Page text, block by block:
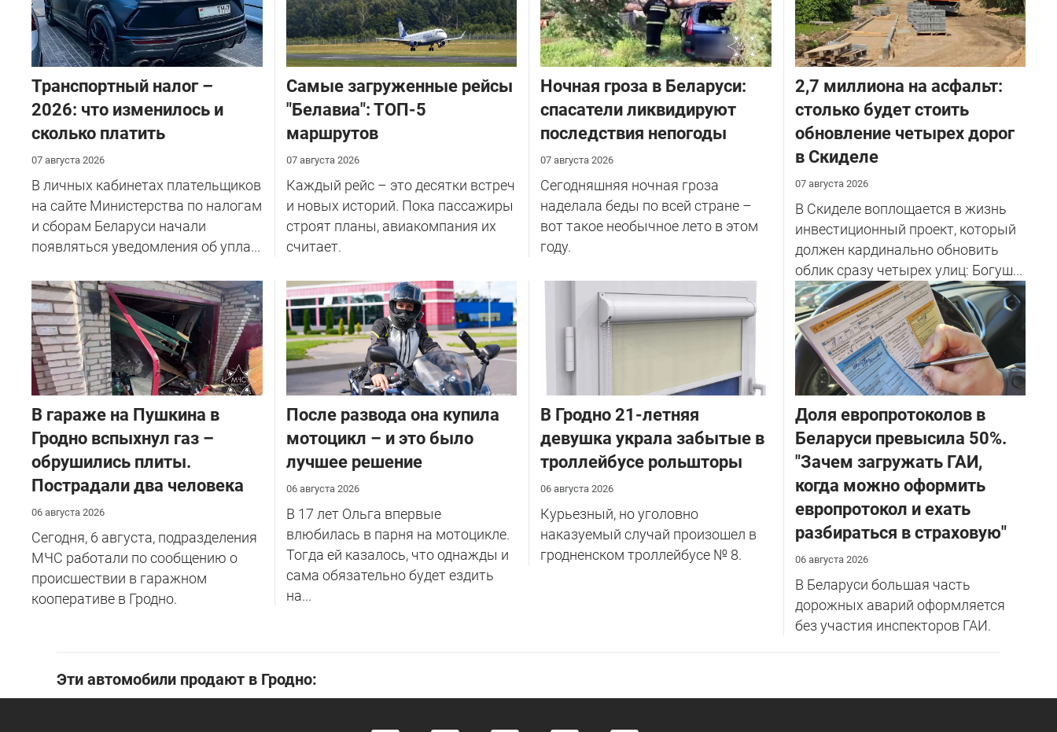
Транспортный налог –
2026: что изменилось и
сколько платить
07 августа 2026
В личных кабинетах плательщиков
на сайте Министерства по налогам
и сборам Беларуси начали
появляться уведомления об упла...
Самые загруженные рейсы
"Белавиа": ТОП-5
маршрутов
07 августа 2026
Каждый рейс – это десятки встреч
и новых историй. Пока пассажиры
строят планы, авиакомпания их
считает.
Ночная гроза в Беларуси:
спасатели ликвидируют
последствия непогоды
07 августа 2026
Сегодняшняя ночная гроза
наделала беды по всей стране –
вот такое необычное лето в этом
году.
2,7 миллиона на асфальт:
столько будет стоить
обновление четырех дорог
в Скиделе
07 августа 2026
В Скиделе воплощается в жизнь
инвестиционный проект, который
должен кардинально обновить
облик сразу четырех улиц: Богуш...
В гараже на Пушкина в
Гродно вспыхнул газ –
обрушились плиты.
Пострадали два человека
06 августа 2026
Сегодня, 6 августа, подразделения
МЧС работали по сообщению о
происшествии в гаражном
кооперативе в Гродно.
После развода она купила
мотоцикл – и это было
лучшее решение
06 августа 2026
В 17 лет Ольга впервые
влюбилась в парня на мотоцикле.
Тогда ей казалось, что однажды и
сама обязательно будет ездить
на...
В Гродно 21-летняя
девушка украла забытые в
троллейбусе рольшторы
06 августа 2026
Курьезный, но уголовно
наказуемый случай произошел в
гродненском троллейбусе № 8.
Доля европротоколов в
Беларуси превысила 50%.
"Зачем загружать ГАИ,
когда можно оформить
европротокол и ехать
разбираться в страховую"
06 августа 2026
В Беларуси большая часть
дорожных аварий оформляется
без участия инспекторов ГАИ.
Эти автомобили продают в Гродно: